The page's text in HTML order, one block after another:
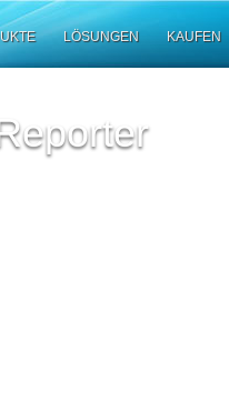
LÖSUNGEN KAUFEN